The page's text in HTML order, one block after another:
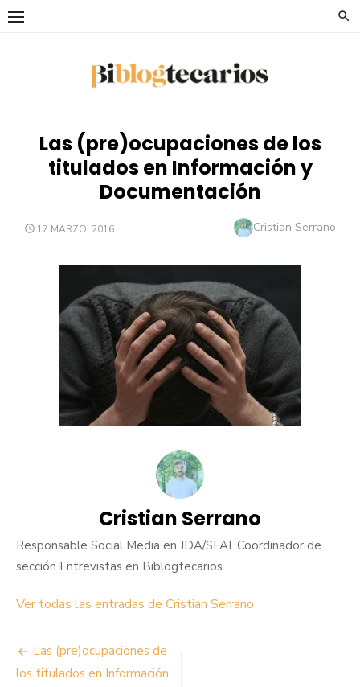
Saltar
Las (pre)ocupaciones de los
titulados en Información y
Documentación
PUBLICADO
17 MARZO, 2016 Autor
Cristian Serrano
Cristian Serrano
Responsable Social Media en JDA/SFAI. Coordinador de
sección Entrevistas en Biblogtecarios.
Ver todas las entradas de Cristian Serrano
Navegación
Las (pre)ocupaciones de
los titulados en Información